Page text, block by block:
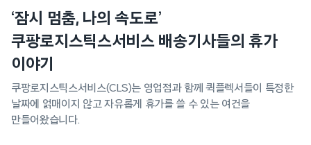
‘잠시 멈춤, 나의 속도로’
쿠팡로지스틱스서비스 배송기사들의 휴가
이야기
쿠팡로지스틱스서비스(CLS)는 영업점과 함께 퀵플렉서들이 특정한
날짜에 얽매이지 않고 자유롭게 휴가를 쓸 수 있는 여건을
만들어왔습니다.